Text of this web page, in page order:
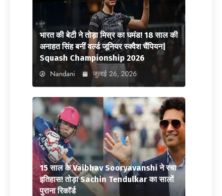
भारत की बेटी ने तोड़ा मिस्र का घमंड! 18 साल की
अनाहत सिंह बनीं वर्ल्ड जूनियर स्क्वैश चैंपियन|
Squash Championship 2026
Nandani जुलाई 26, 2026
15 साल के Vaibhav Sooryavanshi ने रचा
इतिहास! तोड़ा Sachin Tendulkar का सालों
पुराना रिकॉर्ड